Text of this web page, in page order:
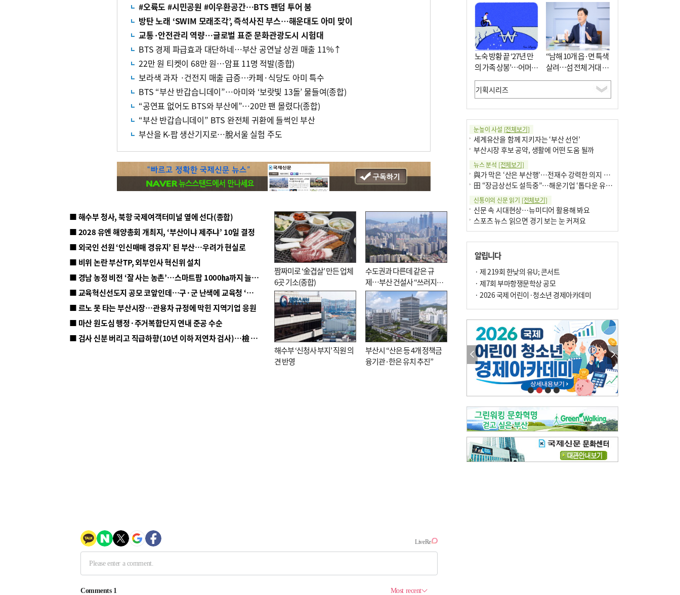
#오륙도 #시민공원 #이우환공간…BTS 팬덤 투어 붐
방탄 노래 ‘SWIM 모래조각’, 즉석사진 부스…해운대도 아미 맞이
교통·안전관리 역량…글로벌 표준 문화관광도시 시험대
BTS 경제 파급효과 대단하네…부산 공연날 상권 매출 11%↑
22만 원 티켓이 68만 원…암표 11명 적발(종합)
보라색 과자 ·건전지 매출 급증…카페·식당도 아미 특수
BTS “부산 반갑습니데이”…아미와 ‘보랏빛 13돌’ 물들여(종합)
“공연표 없어도 BTS와 부산에”…20만 팬 몰렸다(종합)
“부산 반갑습니데이” BTS 완전체 귀환에 들썩인 부산
부산을 K-팝 생산기지로…脫서울 실험 주도
■ 해수부 청사, 북항 국제여객터미널 옆에 선다(종합)
■ 2028 유엔 해양총회 개최지, ‘부산이냐 제주냐’ 10일 결정
■ 외국인 선원 ‘인신매매 경유지’ 된 부산…우려가 현실로
■ 비위 논란 부산TP, 외부인사 혁신위 설치
■ 경남 농정 비전 ‘잘 사는 농촌’…스마트팜 1000㏊까지 늘린다
■ 교육혁신선도지 공모 코앞인데…구·군 난색에 교육청 ‘쩔쩔’
■ 르노 못 타는 부산시장…관용차 규정에 막힌 지역기업 응원
■ 마산 원도심 행정·주거복합단지 연내 준공 수순
■ 검사 신분 버리고 직급하향(10년 이하 저연차 검사)…檢 중수청행 기피
짬짜미로 ‘金겹살’ 만든 업체
6곳 기소(종합)
수도권과 다른데 같은 규
제…부산 건설사 “쓰러지기
직전”
해수부 ‘신청사 부지’ 직원 의
견 반영
부산시 “산은 등 4개 정책금
융기관·한은 유치 추진”
노숙 방황 끝 ‘27년 만
의 가족 상봉’…어머니
와 행복 꿈꿔
“남해 10개 읍·면 특색
살려…섬 전체 거대 정
원으로 조성”
눈높이 사설 [전체보기]
세계유산을 함께 지키자는 ‘부산 선언’
부산시장 후보 공약, 생활에 어떤 도움 될까
뉴스 분석 [전체보기]
與가 막은 ‘산은 부산행’…전재수 강력한 의지 표명 없인 공염불
田 “장금상선도 설득중”…해운기업 ‘톱다운 유치전’ 가속
신통이의 신문 읽기 [전체보기]
신문 속 시대현상…뉴미디어 활용해 봐요
스포츠 뉴스 읽으면 경기 보는 눈 커져요
구·군 승진 축하화분 관행 없애자니 소상공인 울상
팩트체크[전체보기]
의령 한우산 털중나리
한 손 뉴스[전체보기]
시민이 개발한 폭염 대응 앱 ‘그늘로’ 길안내 지도 등 인기
골목 맛집 발굴 고메 셀렉션…부산시, 페스티벌 시월 연계
오늘의 날씨-[전체보기]
오늘의 날씨- 2026년 8월 7일
오늘의 날씨- 2026년 8월 6일
우리 결혼해요-[전체보기]
우리 결혼해요- 김홍윤·정세빈 커플
알립니다
· 제 219회 한낮의 유U; 콘서트
· 제7회 부마항쟁문학상 공모
· 2026 국제 어린이·청소년 경제아카데미